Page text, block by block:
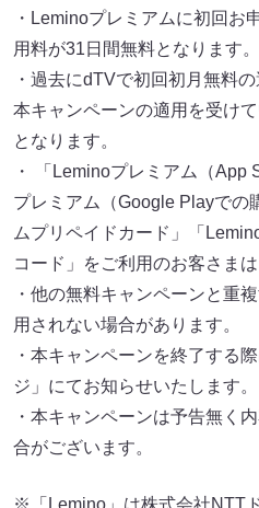
・Leminoプレミアムに初回お
用料が31日間無料となります。
・過去にdTVで初回初月無料
本キャンペーンの適用を受け
となります。
・ 「Leminoプレミアム（App
プレミアム（Google Playでの
ムプリペイドカード」「
コード」をご利用のお客さま
・他の無料キャンペーンと重
用されない場合があります。
・本キャンペーンを終了する
ジ」にてお知らせいたします。
・本キャンペーンは予告無く
合がございます。